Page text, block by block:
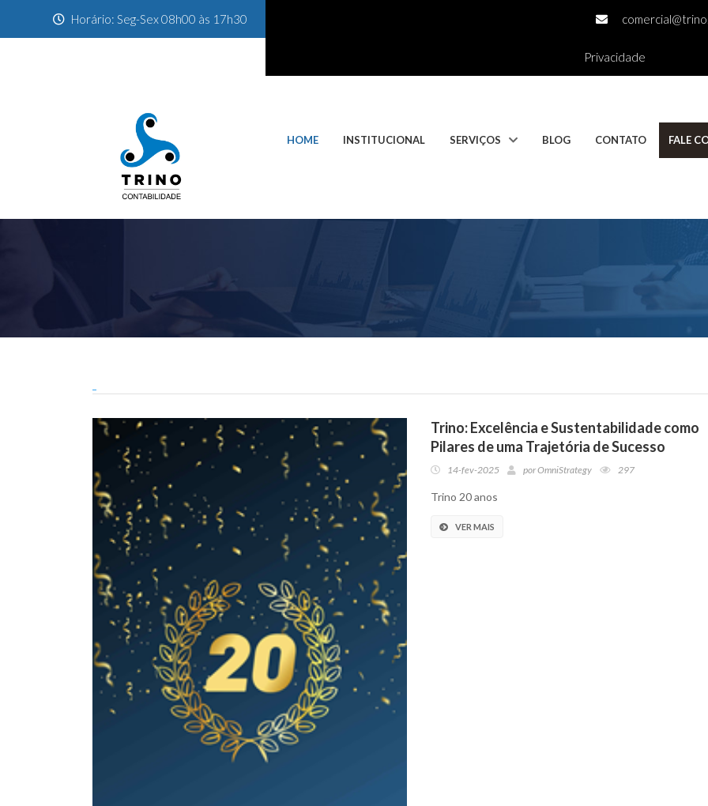
Horário: Seg-Sex 08h00 às 17h30
Privacidade
HOME INSTITUCIONAL SERVIÇOS BLOG CONTATO FALE
Trino: Excelência e Sustentabilidade como
Pilares de uma Trajetória de Sucesso
14-fev-2025 porOmniStrategy 297
Trino 20 anos
VER MAIS